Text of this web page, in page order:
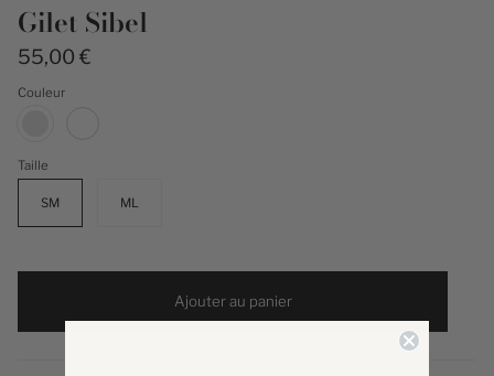
Gilet Sibel
55,00 €
Couleur
Taille
SM ML
Ajouter au panier